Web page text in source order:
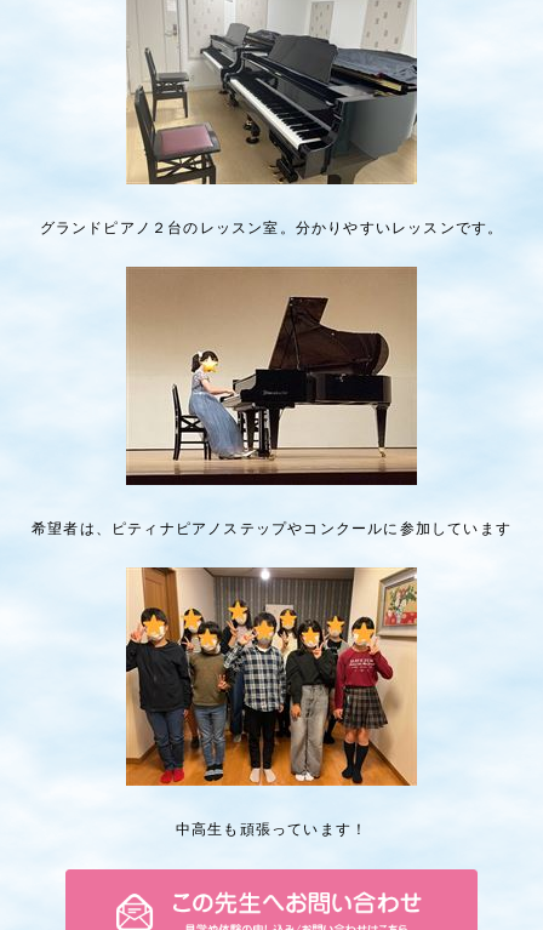
グランドピアノ２台のレッスン室。分かりやすいレッスンです。
希望者は、ピティナピアノステップやコンクールに参加しています
中高生も頑張っています！